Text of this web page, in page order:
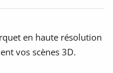
en haute résolution
vos scènes 3D.